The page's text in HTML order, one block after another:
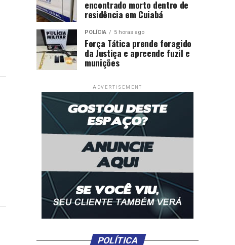
encontrado morto dentro de
residência em Cuiabá
POLÍCIA 5 horas ago
Força Tática prende foragido
da Justiça e apreende fuzil e
munições
ADVERTISEMENT
POLÍTICA